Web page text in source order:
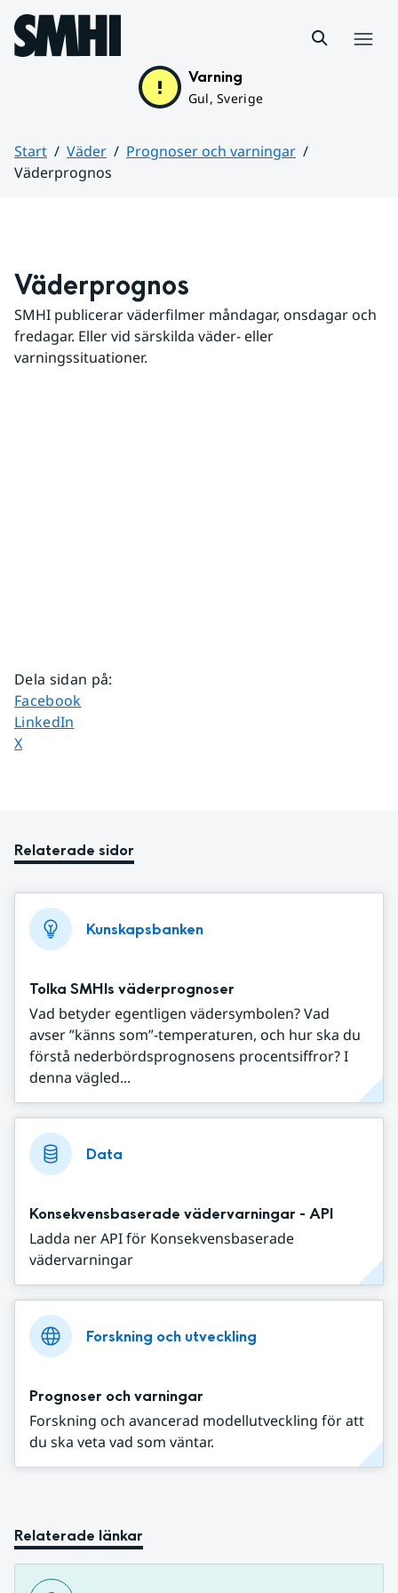
Hoppa till sidans innehåll
Varning
Gul, Sverige
Start Väder
Prognoser och varningar
Väderprognos
Väderprognos
SMHI publicerar väderfilmer måndagar, onsdagar och
fredagar. Eller vid särskilda väder- eller
varningssituationer.
Dela sidan på:
Dela sidan på
Facebook
Dela sidan på
LinkedIn
Dela sidan på
X
Relaterade sidor
Kunskapsbanken
Tolka SMHIs väderprognoser
Vad betyder egentligen vädersymbolen? Vad
avser ”känns som”-temperaturen, och hur ska du
förstå nederbördsprognosens procentsiffror? I
denna vägled...
Data
Konsekvensbaserade vädervarningar - API
Ladda ner API för Konsekvensbaserade
vädervarningar
Forskning och utveckling
Prognoser och varningar
Forskning och avancerad modellutveckling för att
du ska veta vad som väntar.
Relaterade länkar